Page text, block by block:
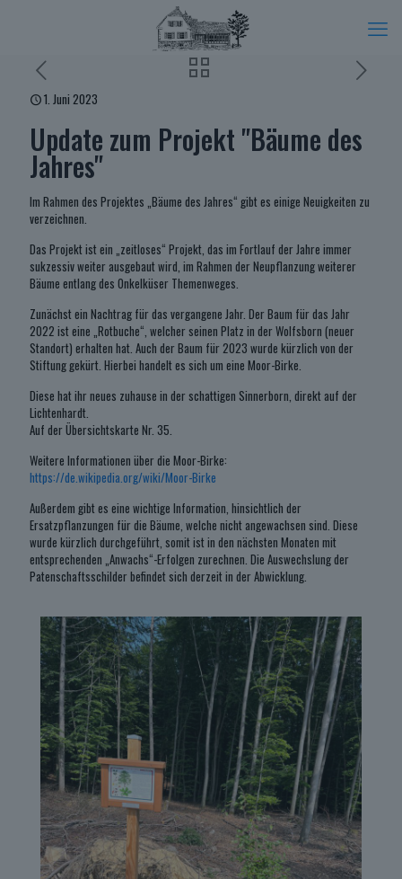
1. Juni 2023
Update zum Projekt "Bäume des
Jahres"
Im Rahmen des Projektes „Bäume des Jahres“ gibt es einige Neuigkeiten zu
verzeichnen.
Das Projekt ist ein „zeitloses“ Projekt, das im Fortlauf der Jahre immer
sukzessiv weiter ausgebaut wird, im Rahmen der Neupflanzung weiterer
Bäume entlang des Onkelküser Themenweges.
Zunächst ein Nachtrag für das vergangene Jahr. Der Baum für das Jahr
2022 ist eine „Rotbuche“, welcher seinen Platz in der Wolfsborn (neuer
Standort) erhalten hat. Auch der Baum für 2023 wurde kürzlich von der
Stiftung gekürt. Hierbei handelt es sich um eine Moor-Birke.
Diese hat ihr neues zuhause in der schattigen Sinnerborn, direkt auf der
Lichtenhardt.
Auf der Übersichtskarte Nr. 35.
Weitere Informationen über die Moor-Birke:
https://de.wikipedia.org/wiki/Moor-Birke
Außerdem gibt es eine wichtige Information, hinsichtlich der
Ersatzpflanzungen für die Bäume, welche nicht angewachsen sind. Diese
wurde kürzlich durchgeführt, somit ist in den nächsten Monaten mit
entsprechenden „Anwachs“-Erfolgen zurechnen. Die Auswechslung der
Patenschaftsschilder befindet sich derzeit in der Abwicklung.